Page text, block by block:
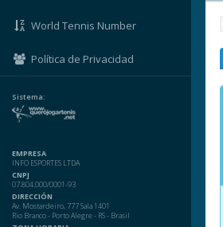
World Tennis Number
Política de Privacidad
Sistema:
EMPRESA
INFO ESPORTES LTDA
CNPJ
07.804.000/0001-93
DIRECCIÓN
Av. Mostardeiro, 777 Sala 1401
Rio Branco - Porto Alegre - RS - Brasil